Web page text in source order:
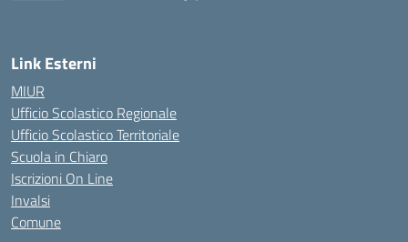
Link Esterni
MIUR
Ufficio Scolastico Regionale
Ufficio Scolastico Territoriale
Scuola in Chiaro
Iscrizioni On Line
Invalsi
Comune